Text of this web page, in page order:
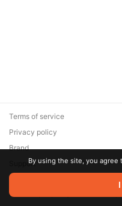
© 2026 Zaya Solutions
are the property of their
Terms of service
Privacy policy
Brand
SupportBy using the site, you agree